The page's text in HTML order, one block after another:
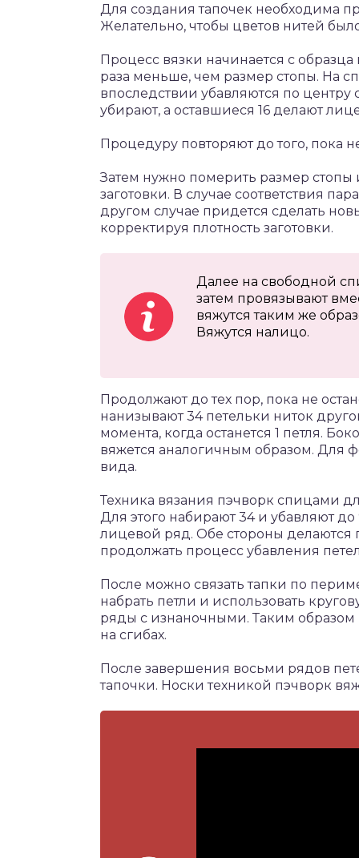
Для создания тапочек необходима
Желательно, чтобы цветов нитей
Процесс вязки начинается с
раза меньше, чем размер стопы. На
впоследствии убавляются по
убирают, а оставшиеся 16 делают
Процедуру повторяют до того, пока
Затем нужно померить размер стопы
заготовки. В случае соответствия
другом случае придется сделать
корректируя плотность заготовки.
Далее на свободной
затем провязывают
вяжутся таким же
Вяжутся налицо.
Продолжают до тех пор, пока не
нанизывают 34 петельки ниток
момента, когда останется 1 петля.
вяжется аналогичным образом. Для
вида.
Техника вязания пэчворк спицами
Для этого набирают 34 и убавляют
лицевой ряд. Обе стороны делаются
продолжать процесс убавления
После можно связать тапки по
набрать петли и использовать
ряды с изнаночными. Таким образом
на сгибах.
После завершения восьми рядов
тапочки. Носки техникой пэчворк